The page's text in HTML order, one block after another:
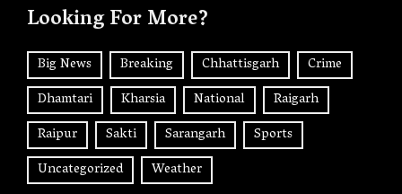
Looking For More?
Big News Breaking Chhattisgarh
Crime
Dhamtari
Kharsia National
Raigarh
Raipur
Sakti Sarangarh
Sports
Uncategorized
Weather